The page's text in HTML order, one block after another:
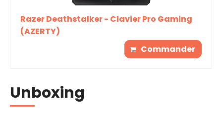
Razer Deathstalker - Clavier Pro Gaming
(AZERTY)
Commander
Unboxing